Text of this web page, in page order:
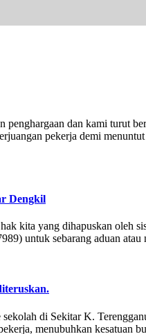
dan kami turut
pekerja demi
Dengkil
kita yang dihapuskan oleh
untuk sebarang aduan
di Sekitar K.
menubuhkan kesatuan